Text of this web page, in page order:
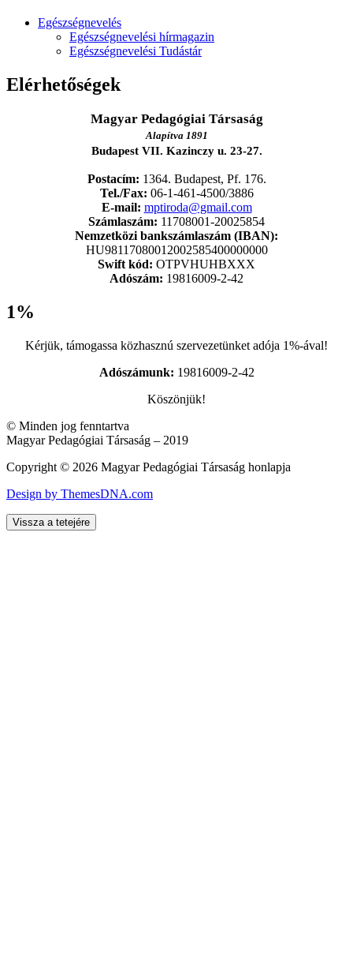
Egészségnevelés
Egészségnevelési hírmagazin
Egészségnevelési Tudástár
Elérhetőségek
Magyar Pedagógiai Társaság
Alapítva 1891
Budapest VII. Kazinczy u. 23-27.
Postacím: 1364. Budapest, Pf. 176.
Tel./Fax: 06-1-461-4500/3886
E-mail: mptiroda@gmail.com
Számlaszám: 11708001-20025854
Nemzetközi bankszámlaszám (IBAN):
HU98117080012002585400000000
Swift kód: OTPVHUHBXXX
Adószám: 19816009-2-42
1%
Kérjük, támogassa közhasznú szervezetünket adója 1%-ával!
Adószámunk: 19816009-2-42
Köszönjük!
© Minden jog fenntartva
Magyar Pedagógiai Társaság – 2019
Copyright © 2026 Magyar Pedagógiai Társaság honlapja
Design by ThemesDNA.com
Vissza a tetejére